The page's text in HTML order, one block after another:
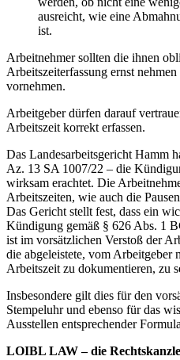
ausreicht, wie eine
ist.
Arbeitnehmer sollten die ihnen
Arbeitszeiterfassung ernst
vornehmen.
Arbeitgeber dürfen darauf
Arbeitszeit korrekt erfassen.
Das Landesarbeitsgericht Hamm
Az. 13 SA 1007/22 – die
wirksam erachtet. Die
Arbeitszeiten, wie auch die
Das Gericht stellt fest, dass ein
Kündigung gemäß § 626 Abs. 1
ist im vorsätzlichen Verstoß der
die abgeleistete, vom Arbeitgeber
Arbeitszeit zu dokumentieren, zu
Insbesondere gilt dies für den
Stempeluhr und ebenso für das
Ausstellen entsprechender
LOIBL LAW – die